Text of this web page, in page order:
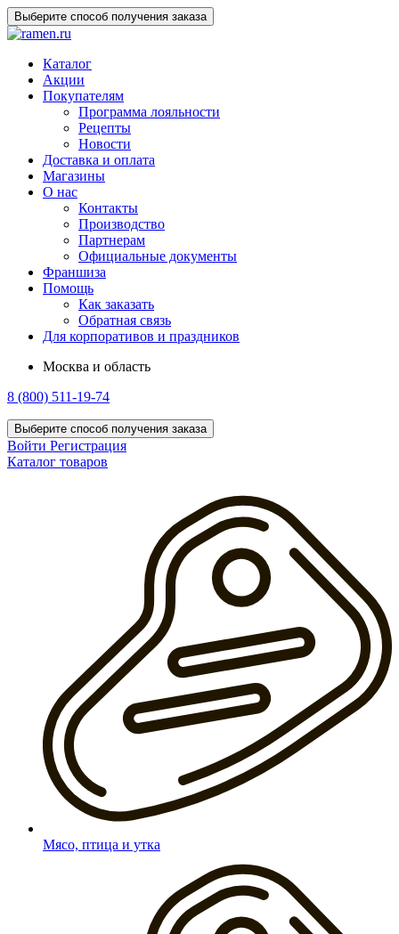
Выберите способ получения заказа
Каталог
Акции
Покупателям
Программа лояльности
Рецепты
Новости
Доставка и оплата
Магазины
О нас
Контакты
Производство
Партнерам
Официальные документы
Франшиза
Помощь
Как заказать
Обратная связь
Для корпоративов и праздников
Москва и область
8 (800) 511-19-74
Выберите способ получения заказа
Войти Регистрация
Каталог товаров
Мясо, птица и утка